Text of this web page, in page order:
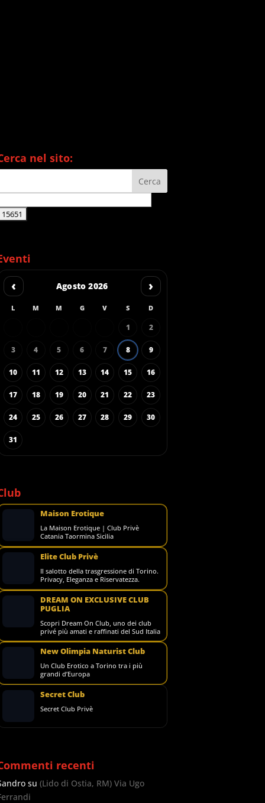
nel sito:
‹ Agosto 2026 ›
L M M G V S D
1 2
3 4 5 6 7 8 9
10 11 12 13 14 15 16
17 18 19 20 21 22 23
24 25 26 27 28 29 30
31
Maison Erotique
La Maison Erotique | Club Privè
Catania Taormina Sicilia
Elite Club Privè
Il salotto della trasgressione di Torino.
Privacy, Eleganza e Riservatezza.
DREAM ON EXCLUSIVE CLUB
PUGLIA
Scopri Dream On Club, uno dei club
privé più amati e raffinati del Sud Italia
New Olimpia Naturist Club
Un Club Erotico a Torino tra i più
grandi d’Europa
Secret Club
Secret Club Privè
recenti
su (Lido di Ostia, RM) Via Ugo